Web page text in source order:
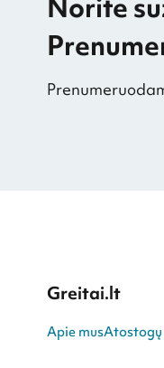
Greitai.lt
Apie mus